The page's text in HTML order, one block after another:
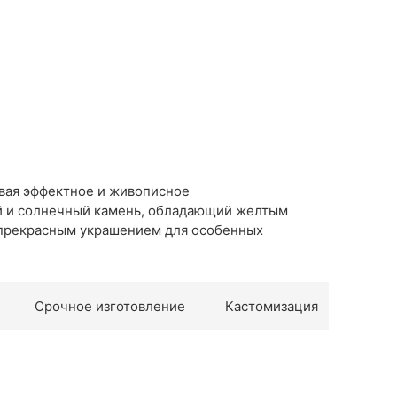
эффектное и живописное
и солнечный камень, обладающий желтым
украшением для особенных
Срочное изготовление Кастомизация